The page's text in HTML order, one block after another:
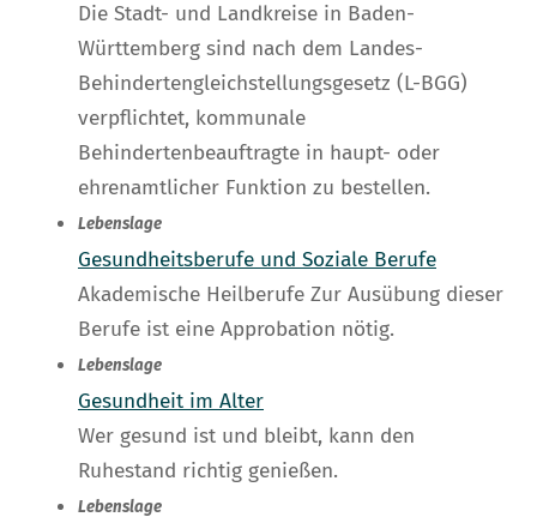
Die Stadt- und Landkreise in Baden-
Württemberg sind nach dem Landes-
Behindertengleichstellungsgesetz (L-BGG)
verpflichtet, kommunale
Behindertenbeauftragte in haupt- oder
ehrenamtlicher Funktion zu bestellen.
Lebenslage
Gesundheitsberufe und Soziale Berufe
Akademische Heilberufe Zur Ausübung dieser
Berufe ist eine Approbation nötig.
Lebenslage
Gesundheit im Alter
Wer gesund ist und bleibt, kann den
Ruhestand richtig genießen.
Lebenslage